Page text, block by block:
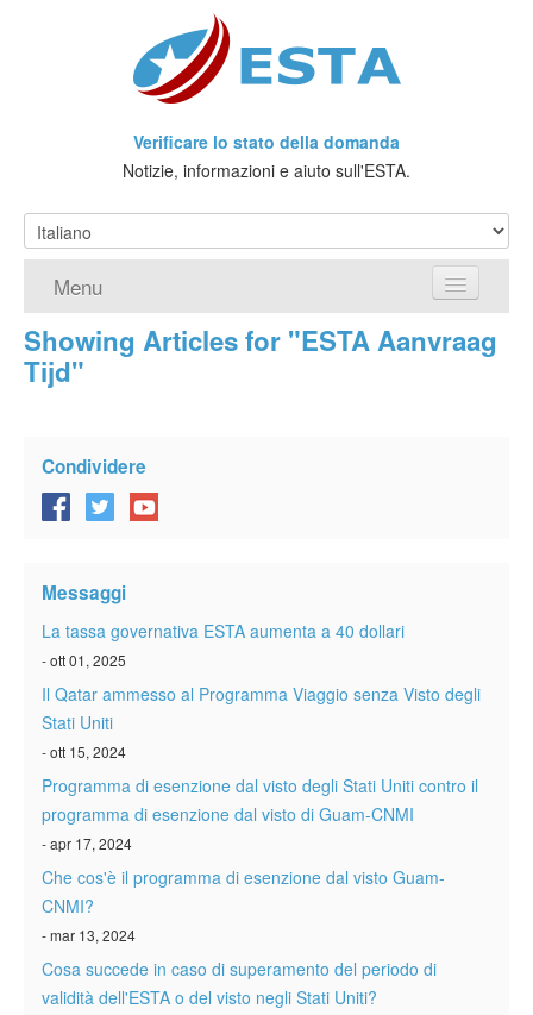
Verificare lo stato della domanda
Notizie, informazioni e aiuto sull'ESTA.
Menu
Home
Viaggio senza Visto
ESTA info
Contatto
Showing Articles for "ESTA Aanvraag
Tijd"
Condividere
Messaggi
La tassa governativa ESTA aumenta a 40 dollari
- ott 01, 2025
Il Qatar ammesso al Programma Viaggio senza Visto degli
Stati Uniti
- ott 15, 2024
Programma di esenzione dal visto degli Stati Uniti contro il
programma di esenzione dal visto di Guam-CNMI
- apr 17, 2024
Che cos'è il programma di esenzione dal visto Guam-
CNMI?
- mar 13, 2024
Cosa succede in caso di superamento del periodo di
validità dell'ESTA o del visto negli Stati Uniti?